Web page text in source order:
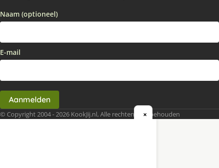
Naam (optioneel)
E-mail
Aanmelden
© Copyright 2004 - 2026 KookJij.nl, Alle rechten voorbehouden
×